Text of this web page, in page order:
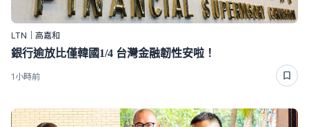
LTN｜高嘉和
銀行逾放比僅韓國1/4 台灣金融韌性安啦！
1小時前